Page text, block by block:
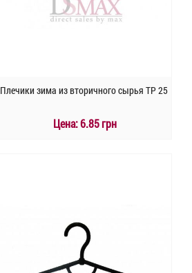
Плечики зима из вторичного сырья TP 25
Цена:6.85 грн